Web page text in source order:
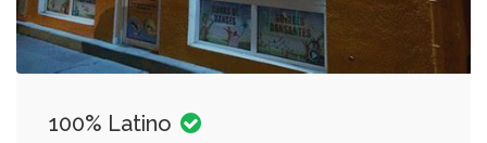
100% Latino